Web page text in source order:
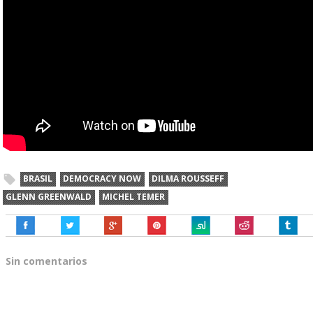
BRASIL DEMOCRACY NOW
DILMA ROUSSEFF
GLENN GREENWALD
MICHEL TEMER
Sin comentarios